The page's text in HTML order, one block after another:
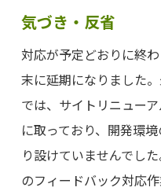
気づき・反省
対応が予定どおりに終
末に延期になりました
では、サイトリニュー
に取っており、開発環
り設けていませんでし
のフィードバック対応